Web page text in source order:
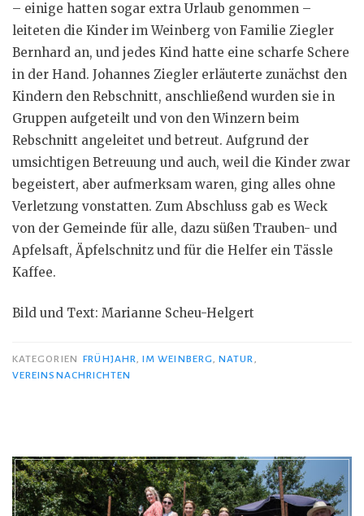
– einige hatten sogar extra Urlaub genommen –
leiteten die Kinder im Weinberg von Familie Ziegler
Bernhard an, und jedes Kind hatte eine scharfe Schere
in der Hand. Johannes Ziegler erläuterte zunächst den
Kindern den Rebschnitt, anschließend wurden sie in
Gruppen aufgeteilt und von den Winzern beim
Rebschnitt angeleitet und betreut. Aufgrund der
umsichtigen Betreuung und auch, weil die Kinder zwar
begeistert, aber aufmerksam waren, ging alles ohne
Verletzung vonstatten. Zum Abschluss gab es Weck
von der Gemeinde für alle, dazu süßen Trauben- und
Apfelsaft, Äpfelschnitz und für die Helfer ein Tässle
Kaffee.
Bild und Text: Marianne Scheu-Helgert
KATEGORIEN FRÜHJAHR,IM WEINBERG,NATUR,
VEREINSNACHRICHTEN